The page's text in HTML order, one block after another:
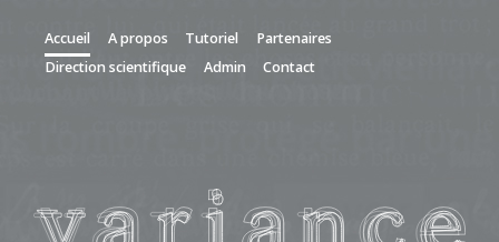
Accueil A propos Tutoriel
Partenaires
Direction scientifique
Admin Contact